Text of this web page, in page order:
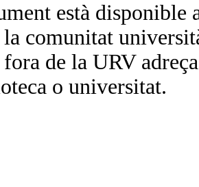
està
comunitat
de la URV
o universitat.